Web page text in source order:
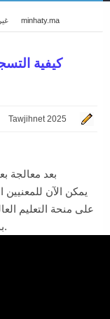
كيفية التسجيل في موقع المنحة الجامعية minhaty.ma
كيفية
Tawjihnet 2025
بعد معالجة
على منحة التعليم
بذلك باتباع نفس المسطرة المعلن عنها سابقا.